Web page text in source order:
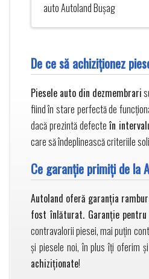
auto Autoland Buşag
De ce să achiziţionez
Piesele auto din dezmembrari
fiind în stare perfectă de
dacă prezintă defecteîn
care să îndeplinească criteriile
Ce garanţie primiţi de la
Autoland oferă garanția
fost înlăturat. Garanţie
contravalorii piesei, mai puţin
și piesele noi, în plus îți oferim și
achiziționate!